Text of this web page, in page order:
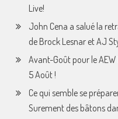
Live!
John Cena a salué la
de Brock Lesnar et AJ
Avant-Goût pour le
5 Août !
Ce qui semble se
Surement des bâtons